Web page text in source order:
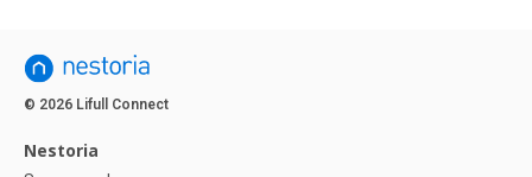
© 2026 Lifull Connect
Nestoria